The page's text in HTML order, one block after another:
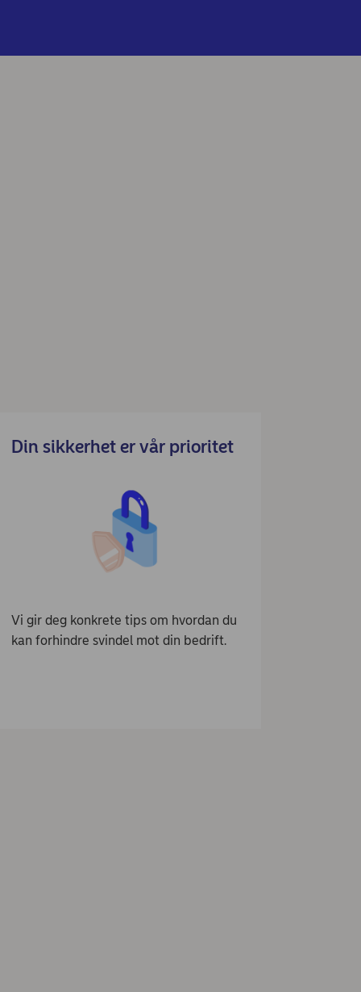
Din sikkerhet er vår prioritet
Vi gir deg konkrete tips om hvordan du
kan forhindre svindel mot din bedrift.